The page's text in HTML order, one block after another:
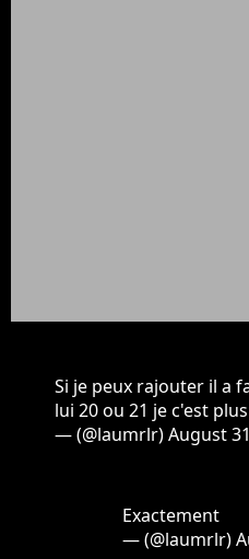
Si je peux rajouter il a
lui 20 ou 21 je c'est plus
— (@laumrlr)August
Exactement
— (@laumrlr)